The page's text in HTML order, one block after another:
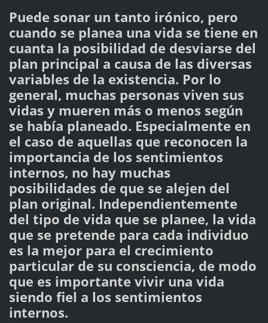
Puede sonar un tanto irónico, pero
cuando se planea una vida se tiene en
cuanta la posibilidad de desviarse del
plan principal a causa de las diversas
variables de la existencia. Por lo
general, muchas personas viven sus
vidas y mueren más o menos según
se había planeado. Especialmente en
el caso de aquellas que reconocen la
importancia de los sentimientos
internos, no hay muchas
posibilidades de que se alejen del
plan original. Independientemente
del tipo de vida que se planee, la vida
que se pretende para cada individuo
es la mejor para el crecimiento
particular de su consciencia, de modo
que es importante vivir una vida
siendo fiel a los sentimientos
internos.